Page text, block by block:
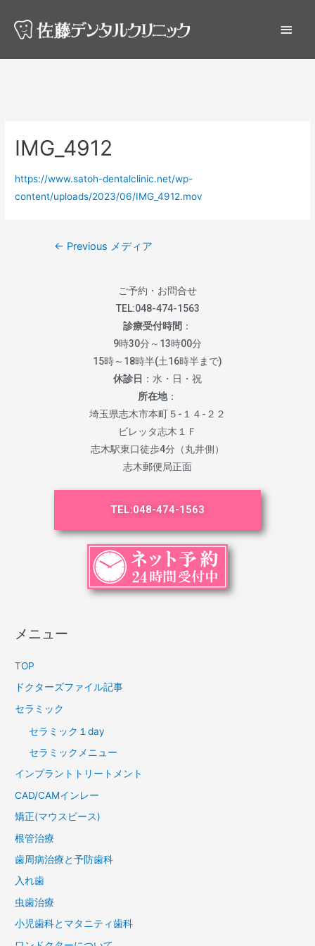
IMG_4912
https://www.satoh-dentalclinic.net/wp-
content/uploads/2023/06/IMG_4912.mov
← Previous メディア
ご予約・お問合せ
TEL:048-474-1563
診療受付時間 ：
9時30分～13時00分
15時～18時半(土16時半まで)
休診日 ：水・日・祝
所在地：
埼玉県志木市本町５-１４-２２
ビレッタ志木１Ｆ
志木駅東口徒歩4分（丸井側）
志木郵便局正面
TEL:048-474-1563
メニュー
TOP
ドクターズファイル記事
セラミック
セラミック１day
セラミックメニュー
インプラントトリートメント
CAD/CAMインレー
矯正(マウスピース)
根管治療
歯周病治療と予防歯科
入れ歯
虫歯治療
小児歯科とマタニティ歯科